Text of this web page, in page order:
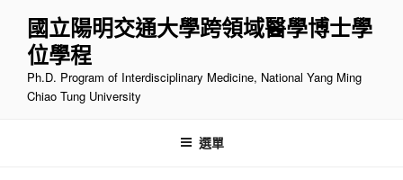
國立陽明交通大學跨領域醫學博士學
位學程
Ph.D. Program of Interdisciplinary Medicine, National Yang Ming
Chiao Tung University
選單